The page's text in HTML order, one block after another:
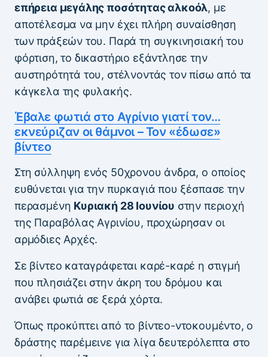
επήρεια μεγάλης ποσότητας αλκοόλ, με
αποτέλεσμα να μην έχει πλήρη συναίσθηση
των πράξεών του. Παρά τη συγκινησιακή του
φόρτιση, το δικαστήριο εξάντλησε την
αυστηρότητά του, στέλνοντάς τον πίσω από τα
κάγκελα της φυλακής.
Έβαλε φωτιά στο Αγρίνιο γιατί τον…
εκνεύριζαν οι θάμνοι – Τον «έδωσε»
βίντεο
Στη σύλληψη ενός 50χρονου άνδρα, ο οποίος
ευθύνεται για την πυρκαγιά που ξέσπασε την
περασμένη Κυριακή 28 Ιουνίου στην περιοχή
της Παραβόλας Αγρινίου, προχώρησαν οι
αρμόδιες Αρχές.
Σε βίντεο καταγράφεται καρέ-καρέ η στιγμή
που πλησιάζει στην άκρη του δρόμου και
ανάβει φωτιά σε ξερά χόρτα.
Όπως προκύπτει από το βίντεο-ντοκουμέντο, ο
δράστης παρέμεινε για λίγα δευτερόλεπτα στο